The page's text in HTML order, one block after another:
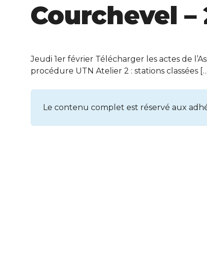
Courchevel –
Jeudi 1er février Télécharger les actes de
procédure UTN Atelier 2 : stations classées
Le contenu complet est réservé aux